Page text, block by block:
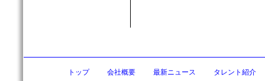
トップ 会社概要 最新ニュース タレント紹介